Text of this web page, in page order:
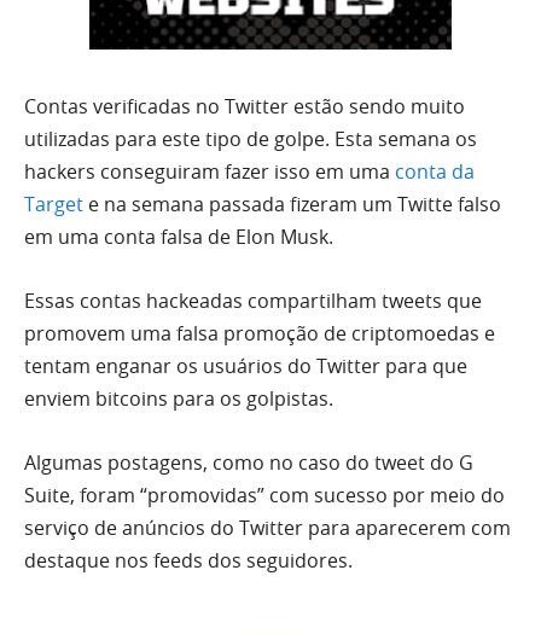
Contas verificadas no Twitter estão sendo muito
utilizadas para este tipo de golpe. Esta semana os
hackers conseguiram fazer isso em uma conta da
Target e na semana passada fizeram um Twitte falso
em uma conta falsa de Elon Musk.
Essas contas hackeadas compartilham tweets que
promovem uma falsa promoção de criptomoedas e
tentam enganar os usuários do Twitter para que
enviem bitcoins para os golpistas.
Algumas postagens, como no caso do tweet do G
Suite, foram “promovidas” com sucesso por meio do
serviço de anúncios do Twitter para aparecerem com
destaque nos feeds dos seguidores.